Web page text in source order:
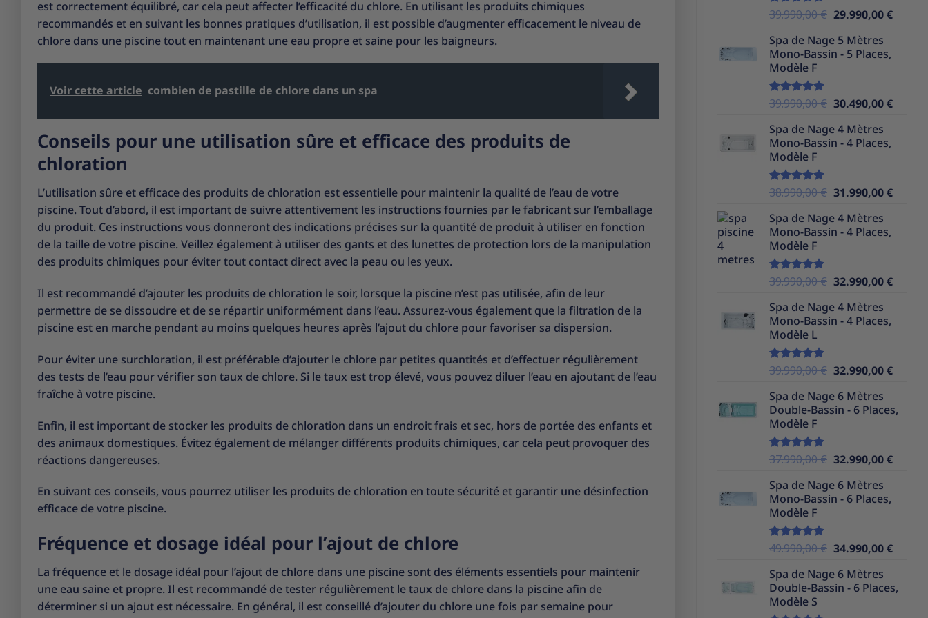
est correctement équilibré, car cela peut affecter l’efficacité du chlore. En utilisant les produits chimiques
recommandés et en suivant les bonnes pratiques d’utilisation, il est possible d’augmenter efficacement le niveau de
chlore dans une piscine tout en maintenant une eau propre et saine pour les baigneurs.
Voir cette article combien de pastille de chlore dans un spa
Conseils pour une utilisation sûre et efficace des produits de
chloration
L’utilisation sûre et efficace des produits de chloration est essentielle pour maintenir la qualité de l’eau de votre
piscine. Tout d’abord, il est important de suivre attentivement les instructions fournies par le fabricant sur l’emballage
du produit. Ces instructions vous donneront des indications précises sur la quantité de produit à utiliser en fonction
de la taille de votre piscine. Veillez également à utiliser des gants et des lunettes de protection lors de la manipulation
des produits chimiques pour éviter tout contact direct avec la peau ou les yeux.
Il est recommandé d’ajouter les produits de chloration le soir, lorsque la piscine n’est pas utilisée, afin de leur
permettre de se dissoudre et de se répartir uniformément dans l’eau. Assurez-vous également que la filtration de la
piscine est en marche pendant au moins quelques heures après l’ajout du chlore pour favoriser sa dispersion.
Pour éviter une surchloration, il est préférable d’ajouter le chlore par petites quantités et d’effectuer régulièrement
des tests de l’eau pour vérifier son taux de chlore. Si le taux est trop élevé, vous pouvez diluer l’eau en ajoutant de l’eau
fraîche à votre piscine.
Enfin, il est important de stocker les produits de chloration dans un endroit frais et sec, hors de portée des enfants et
des animaux domestiques. Évitez également de mélanger différents produits chimiques, car cela peut provoquer des
réactions dangereuses.
En suivant ces conseils, vous pourrez utiliser les produits de chloration en toute sécurité et garantir une désinfection
efficace de votre piscine.
Fréquence et dosage idéal pour l’ajout de chlore
La fréquence et le dosage idéal pour l’ajout de chlore dans une piscine sont des éléments essentiels pour maintenir
une eau saine et propre. Il est recommandé de tester régulièrement le taux de chlore dans la piscine afin de
déterminer si un ajout est nécessaire. En général, il est conseillé d’ajouter du chlore une fois par semaine pour
Note5.00
39.990,00€ Le
initial
était :
29.990,00€Le
Spa de Nage 5 Mètres
Mono-Bassin - 5 Places,
Modèle F
Note5.00
39.990,00€ Le
initial
était :
30.490,00€Le
Spa de Nage 4 Mètres
Mono-Bassin - 4 Places,
Modèle F
Note5.00
38.990,00€ Le
initial
était :
31.990,00€Le
Spa de Nage 4 Mètres
Mono-Bassin - 4 Places,
Modèle F
Note5.00
39.990,00€ Le
initial
était :
32.990,00€Le
Spa de Nage 4 Mètres
Mono-Bassin - 4 Places,
Modèle L
Note5.00
39.990,00€ Le
initial
était :
32.990,00€Le
est :
Spa de Nage 6 Mètres
Double-Bassin - 6 Places,
Modèle F
Note5.00
37.990,00€ Le
initial
était :
32.990,00€Le
Spa de Nage 6 Mètres
Mono-Bassin - 6 Places,
Modèle F
Note5.00
49.990,00€ Le
initial
était :
34.990,00€Le
est :
Spa de Nage 6 Mètres
Double-Bassin - 6 Places,
Modèle S